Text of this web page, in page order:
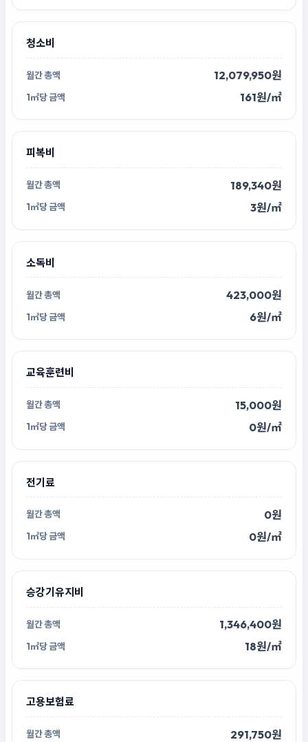
청소비
12,079,950원
161원/㎡
피복비
189,340원
3원/㎡
소독비
423,000원
6원/㎡
교육훈련비
15,000원
0원/㎡
전기료
0원
0원/㎡
승강기유지비
1,346,400원
18원/㎡
고용보험료
291,750원